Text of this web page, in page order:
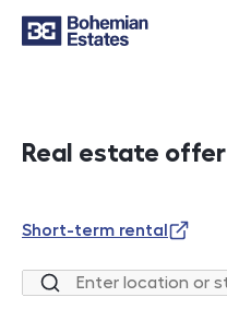
Real estate offer
Short-term rental
Location or street